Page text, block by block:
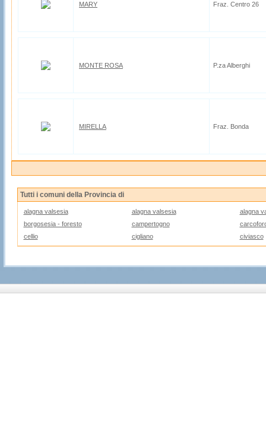
MARY Fraz. Centro 26
MONTE ROSA P.za Alberghi
MIRELLA Fraz. Bonda
Tutti i comuni della Provincia di
alagna valsesia alagna valsesia
alagna
borgosesia - foresto
campertogno
cellio
cigliano civiasco